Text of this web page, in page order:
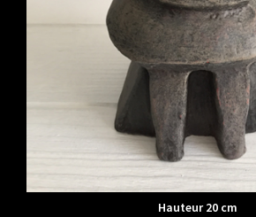
Hauteur 20 cm